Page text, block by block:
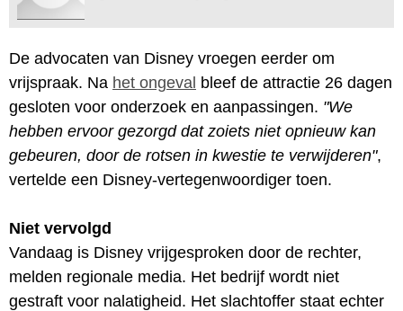
De advocaten van Disney vroegen eerder om
vrijspraak. Na het ongeval bleef de attractie 26 dagen
gesloten voor onderzoek en aanpassingen. "We
hebben ervoor gezorgd dat zoiets niet opnieuw kan
gebeuren, door de rotsen in kwestie te verwijderen",
vertelde een Disney-vertegenwoordiger toen.
Niet vervolgd
Vandaag is Disney vrijgesproken door de rechter,
melden regionale media. Het bedrijf wordt niet
gestraft voor nalatigheid. Het slachtoffer staat echter